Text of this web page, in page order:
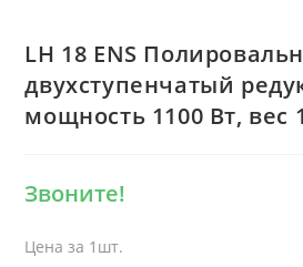
LH 18 ENS
двухступенчатый
мощность 1100 Вт, вес
Звоните!
Цена за 1шт.